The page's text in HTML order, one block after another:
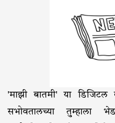
'माझी बातमी' या डिजिटल
सभोवतालच्या तुम्हाला